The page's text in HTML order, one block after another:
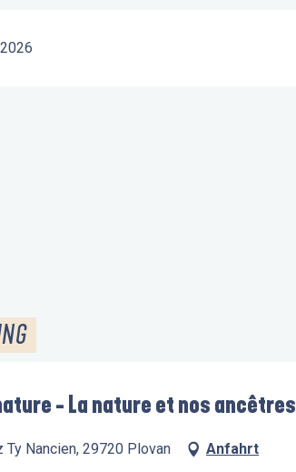
- La nature et nos ancêtres
Ty Nancien, 29720 Plovan Anfahrt